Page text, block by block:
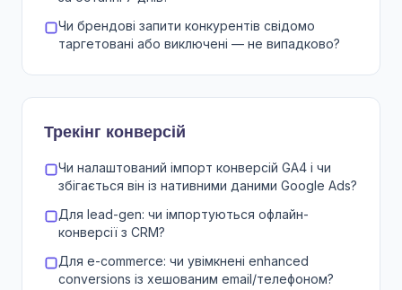
Чи брендові запити конкурентів свідомо
таргетовані або виключені — не випадково?
Трекінг конверсій
Чи налаштований імпорт конверсій GA4 і чи
збігається він із нативними даними Google Ads?
Для lead-gen: чи імпортуються офлайн-
конверсії з CRM?
Для e-commerce: чи увімкнені enhanced
conversions із хешованим email/телефоном?